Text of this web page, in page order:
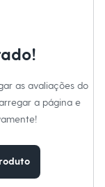
as avaliações do
a página e